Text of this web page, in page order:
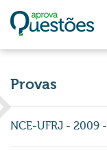
Provas
NCE-UFRJ - 2009